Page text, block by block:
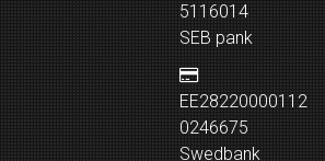
5116014
SEB pank
EE28220000112
0246675
Swedbank